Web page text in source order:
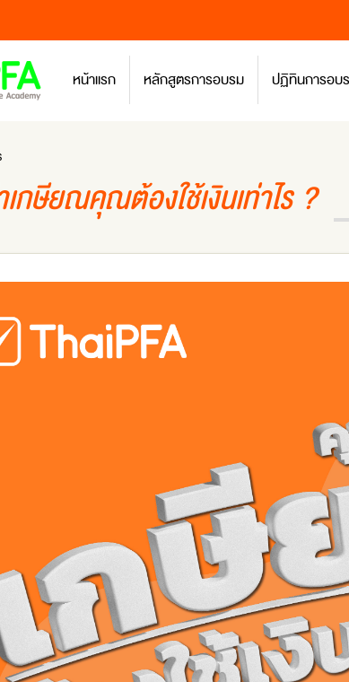
หน้าแรก หลักสูตรการอบรม ปฏิทินการอบ
กษียณคุณต้องใช้เงินเท่าไร ?